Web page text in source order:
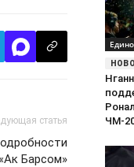
статья
Барсом»
ЧМ-